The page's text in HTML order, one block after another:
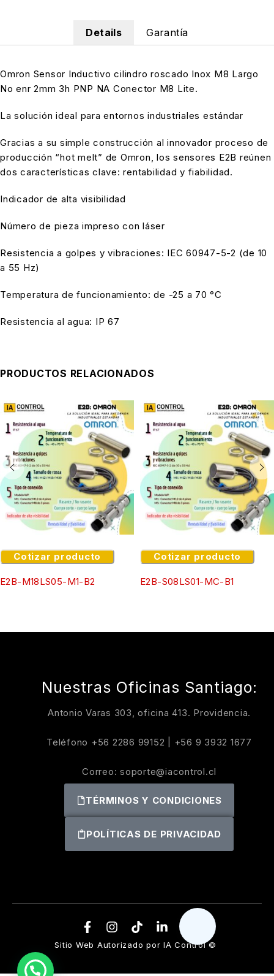
Details Garantía
Omron Sensor Inductivo cilindro roscado Inox M8 Largo
No enr 2mm 3h PNP NA Conector M8 Lite.
La solución ideal para entornos industriales estándar
Gracias a su simple construcción al innovador proceso de
producción “hot melt” de Omron, los sensores E2B reúnen
dos características clave: rentabilidad y fiabilidad.
Indicador de alta visibilidad
Número de pieza impreso con láser
Resistencia a golpes y vibraciones: IEC 60947-5-2 (de 10
a 55 Hz)
Temperatura de funcionamiento: de -25 a 70 °C
Resistencia al agua: IP 67
PRODUCTOS RELACIONADOS
Cotizar producto
E2B-M18LS05-M1-B2
Cotizar producto
E2B-S08LS01-MC-B1
Nuestras Oficinas Santiago:
Antonio Varas 303, oficina 413. Providencia.
Teléfono +56 2286 99152 +56 9 3932 1677
Correo: soporte@iacontrol.cl
TÉRMINOS Y CONDICIONES
POLÍTICAS DE PRIVACIDAD
Sitio Web Autorizado por IA Control ©